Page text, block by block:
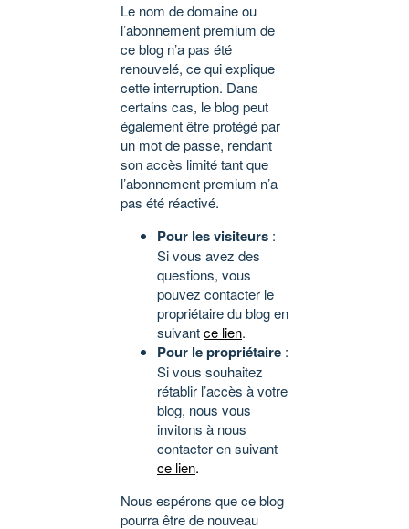
Le nom de domaine ou
l’abonnement premium de
ce blog n’a pas été
renouvelé, ce qui explique
cette interruption. Dans
certains cas, le blog peut
également être protégé par
un mot de passe, rendant
son accès limité tant que
l’abonnement premium n’a
pas été réactivé.
Pour les visiteurs :
Si vous avez des
questions, vous
pouvez contacter le
propriétaire du blog en
suivantce lien.
Pour le propriétaire :
Si vous souhaitez
rétablir l’accès à votre
blog, nous vous
invitons à nous
contacter en suivant
ce lien.
Nous espérons que ce blog
pourra être de nouveau